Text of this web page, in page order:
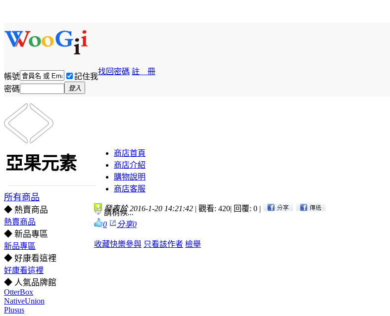
帳號 記住我
找回密碼 註 冊
密碼 登入
亞果元素
所有商品
◆ 熱賣商品
熱賣商品
◆ 新品專區
新品專區
◆ 好康看這裡
好康看這裡
◆ 人氣品牌館
OtterBox
NativeUnion
Plusus
商店首頁
商店介紹
購物說明
商店客服
發表於 2016-1-20 14:21:42 | 觀看: 420| 回覆: 0 |
請稍候...
0
分享0
收藏快樂參與 只看該作者 檢舉